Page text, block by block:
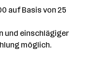
auf Basis von 25
und einschlägiger
möglich.